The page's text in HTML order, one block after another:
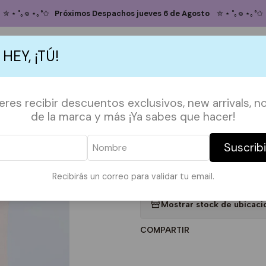
¡TÚ!
recibir descuentos exclusivos, new arrivals,
de la marca y más ¡Ya sabes que hacer!
Recibirás un correo para validar tu email.
ACCESORIOS POLERAS POLERONES TAZAS PAPELERÍA &
✮ ⋆ ˚｡𖦹 ⋆｡°✩ Próximos Despachos jueves 6 de Agosto ✮ ⋆ ˚｡𖦹 ⋆｡°✩
TOTE BAGS TOTE MUSICA Totebag karma is a Cat Taylor
Totebag
5.0 8 reseñas
Cantidad
DESCRIPCIÓN:
*Imagen referencial*
Medidas en la ultima foto.
Mostrar stock de
COMPARTIR